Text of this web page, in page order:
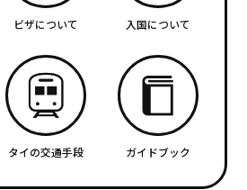
ビザについて 入国について
タイの交通手段 ガイドブック